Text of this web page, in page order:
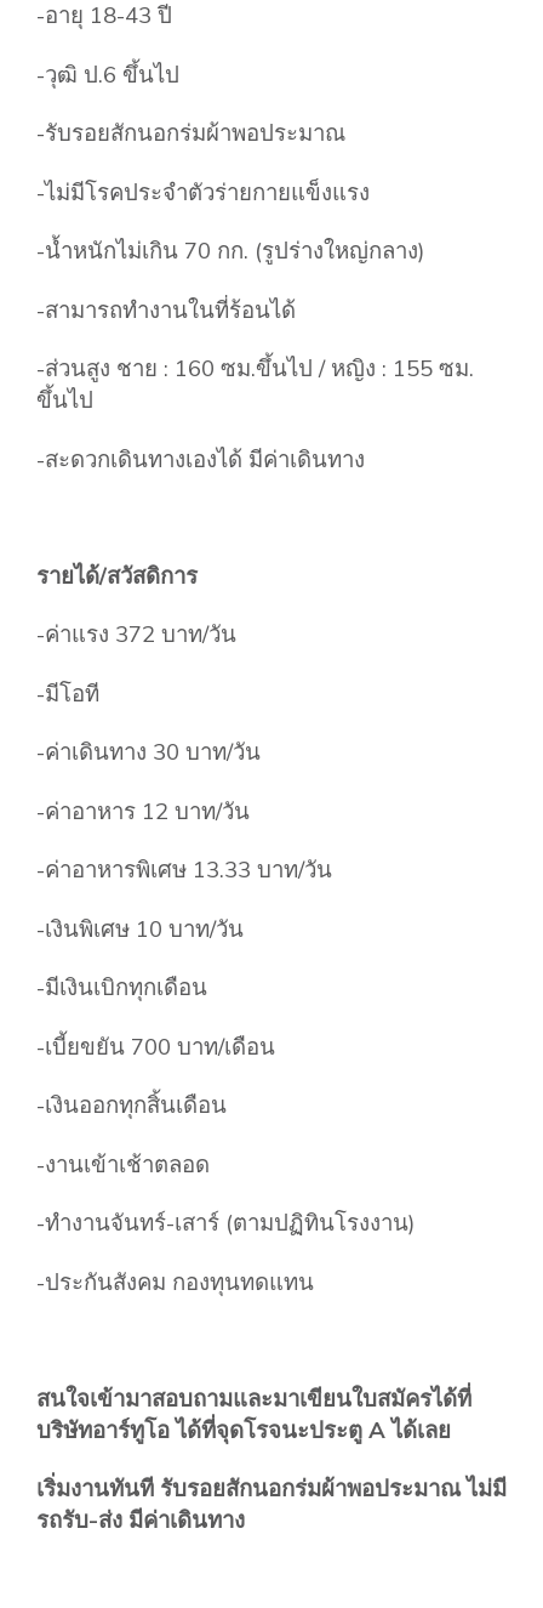
-อายุ 18-43 ปี
-วุฒิ ป.6 ขึ้นไป
-รับรอยสักนอกร่มผ้าพอประมาณ
-ไม่มีโรคประจำตัวร่ายกายแข็งแรง
-น้ำหนักไม่เกิน 70 กก. (รูปร่างใหญ่กลาง)
-สามารถทำงานในที่ร้อนได้
-ส่วนสูง ชาย : 160 ซม.ขึ้นไป / หญิง : 155 ซม.
ขึ้นไป
-สะดวกเดินทางเองได้ มีค่าเดินทาง
รายได้/สวัสดิการ
-ค่าแรง 372 บาท/วัน
-มีโอที
-ค่าเดินทาง 30 บาท/วัน
-ค่าอาหาร 12 บาท/วัน
-ค่าอาหารพิเศษ 13.33 บาท/วัน
-เงินพิเศษ 10 บาท/วัน
-มีเงินเบิกทุกเดือน
-เบี้ยขยัน 700 บาท/เดือน
-เงินออกทุกสิ้นเดือน
-งานเข้าเช้าตลอด
-ทำงานจันทร์-เสาร์ (ตามปฏิทินโรงงาน)
-ประกันสังคม กองทุนทดแทน
สนใจเข้ามาสอบถามและมาเขียนใบสมัครได้ที่
บริษัทอาร์ทูโอ ได้ที่จุดโรจนะประตู A ได้เลย
เริ่มงานทันที รับรอยสักนอกร่มผ้าพอประมาณไม่มี
รถรับ-ส่ง มีค่าเดินทาง